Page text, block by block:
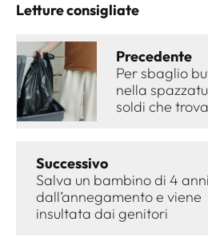
Letture consigliate
Precedente
Per sbaglio
nella
soldi che
Successivo
Salva un bambino di 4 anni
dall’annegamento e viene
insultata dai genitori